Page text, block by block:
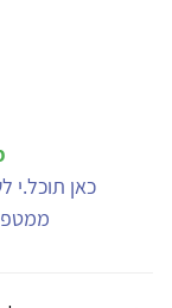
כאן תוכל.י